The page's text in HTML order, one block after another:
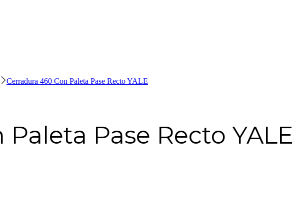
Cerradura 460 Con Paleta Pase Recto YALE
Pase Recto YALE